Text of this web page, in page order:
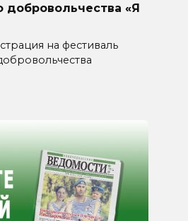
добровольчества «Я
на фестиваль